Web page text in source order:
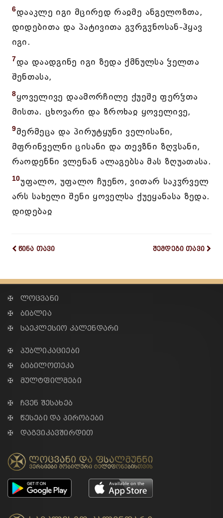
6დააკლე იგი მცირედ რაჲმე ანგელოზთა,
დიდებითა და პატივითა გჳრგჳნოსან-ჰყავ
იგი.
7და დაადგინე იგი ზედა ქმნულსა ჴელთა
შენთასა,
8ყოველივე დაამორჩილე ქუეშე ფერჴთა
მისთა. ცხოვარი და ზროხაჲ ყოველივე,
9მერმეცა და პირუტყუნი ველისანი,
მფრინველნი ცისანი და თევზნი ზღჳსანი,
რაოდენნი ვლენან ალაგებსა მას ზღუათასა.
10უფალო, უფალო ჩუენო, ვითარ საკჳრველ
არს სახელი შენი ყოველსა ქუეყანასა ზედა.
დიდებაჲ
წინა თავი შემდეგი თავი
✠ ლოცვანი
✠ ბიბლია
✠ საეკლესიო კალენდარი
✠ პუბლიკაციები
✠ ბიბილოთეკა
✠ მულტფილმები
✠ ჩვენ შესახებ
✠ წესები და პირობები
✠ დაგვიკავშირდით